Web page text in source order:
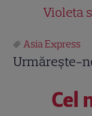
Violeta
Asia Express
Urmărește-
Cel